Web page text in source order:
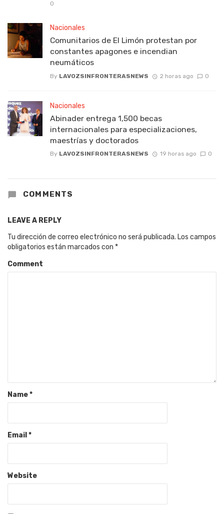
0
Nacionales
Comunitarios de El Limón protestan por
constantes apagones e incendian
neumáticos
By LAVOZSINFRONTERASNEWS 2 horas ago 0
Nacionales
Abinader entrega 1,500 becas
internacionales para especializaciones,
maestrías y doctorados
By LAVOZSINFRONTERASNEWS 19 horas ago 0
COMMENTS
LEAVE A REPLY
Tu dirección de correo electrónico no será publicada. Los campos
obligatorios están marcados con *
Comment
Name*
Email *
Website